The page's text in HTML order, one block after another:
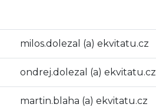
milos.dolezal (a) ekvitatu.cz
ondrej.dolezal (a) ekvitatu.cz
martin.blaha (a) ekvitatu.cz